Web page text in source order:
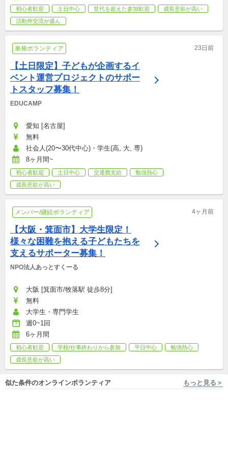
初心者歓迎 土日中心 世代を超えた参加歓迎
成長意欲が高い
活動外交流が盛ん
単発ボランティア 23日前
【土日限定】子どもが企画するイ
ベント運営プロジェクトのサポー
トスタッフ募集！
EDUCAMP
愛知 [名古屋]
無料
社会人(20〜30代中心)・学生(高, 大, 専)
8ヶ月間~
初心者歓迎 土日中心 交通費支給
勉強熱心
成長意欲が高い
メンバー/継続ボランティア 4ヶ月前
【大阪・箕面市】大学生限定！
様々な困難を抱える子どもたちを
支えるサポーター募集！
NPO法人あっとすくーる
大阪 [箕面市/牧落駅 徒歩8分]
無料
大学生・専門学生
週0~1回
6ヶ月間
初心者歓迎 学校/仕事終わりから参加 平日中心
勉強熱心
成長意欲が高い
似た条件のオンラインボランティア もっと見る＞